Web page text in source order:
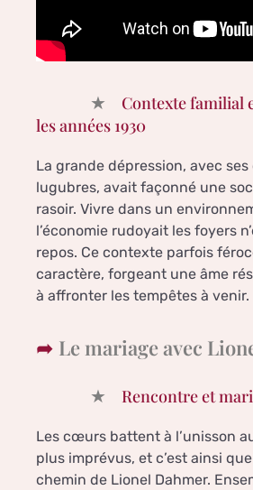
Contexte familial
les années 1930
La grande dépression, avec ses
lugubres, avait façonné une
rasoir. Vivre dans un
l’économie rudoyait les foyers
repos. Ce contexte parfois
caractère, forgeant une âme
à affronter les tempêtes à venir.
Le mariage avec
Rencontre et
Les cœurs battent à l’unisson
plus imprévus, et c’est ainsi
chemin de Lionel Dahmer.